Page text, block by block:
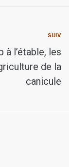
SUIV
à l’étable, les
de la
canicule